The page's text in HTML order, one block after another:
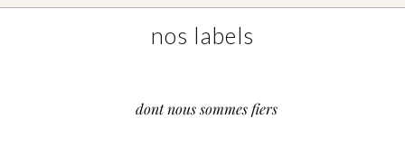
nos labels
dont nous sommes fiers